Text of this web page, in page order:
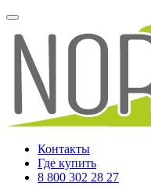
Контакты
Где купить
8 800 302 28 27